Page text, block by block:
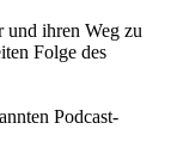
und ihren Weg zu
Folge des
Podcast-